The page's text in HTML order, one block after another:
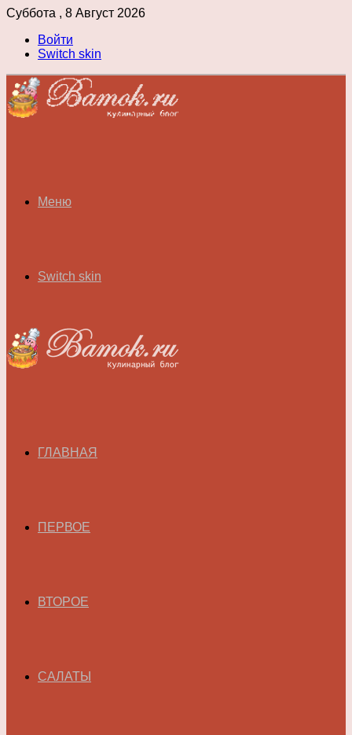
Суббота , 8 Август 2026
Войти
Switch skin
Меню
Switch skin
ГЛАВНАЯ
ПЕРВОЕ
ВТОРОЕ
САЛАТЫ